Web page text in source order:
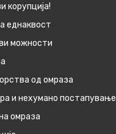
корупција!
еднаквост
можности
од омраза
и нехумано постапување
омраза